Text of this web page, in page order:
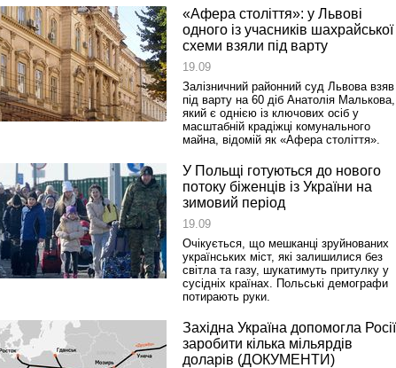
«Афера століття»: у Львові
одного із учасників шахрайської
схеми взяли під варту
19.09
Залізничний районний суд Львова взяв
під варту на 60 діб Анатолія Малькова,
який є однією із ключових осіб у
масштабній крадіжці комунального
майна, відомій як «Афера століття».
У Польщі готуються до нового
потоку біженців із України на
зимовий період
19.09
Очікується, що мешканці зруйнованих
українських міст, які залишилися без
світла та газу, шукатимуть притулку у
сусідніх країнах. Польські демографи
потирають руки.
Західна Україна допомогла Росії
заробити кілька мільярдів
доларів (ДОКУМЕНТИ)
Реконструкція подій 1 листопада
1918 року у Львові
Спільний інформпростір Західної
України